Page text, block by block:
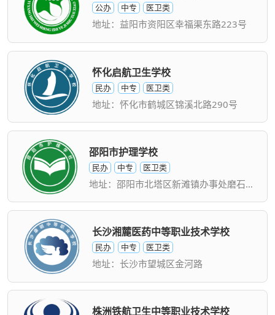
公办 中专 医卫类
地址：益阳市资阳区幸福渠东路223号
怀化启航卫生学校
民办 中专 医卫类
地址：怀化市鹤城区锦溪北路290号
邵阳市护理学校
民办 中专 医卫类
地址：邵阳市北塔区新滩镇办事处磨石社区
长沙湘麓医药中等职业技术学校
民办 中专 医卫类
地址：长沙市望城区金河路
株洲铁航卫生中等职业技术学校